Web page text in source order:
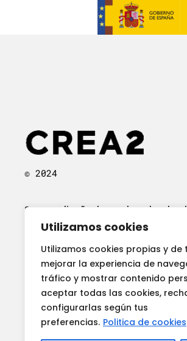
Utilizamos cookies
Utilizamos cookies propias y
mejorar la experiencia de
tráfico y mostrar contenido
aceptar todas las cookies,
configurarlas según tus
preferencias. Politica de cookies
© 2024
Somos diseñadores de calzado,
hecho a mano, pasando por el
ejecución del prototipo real de